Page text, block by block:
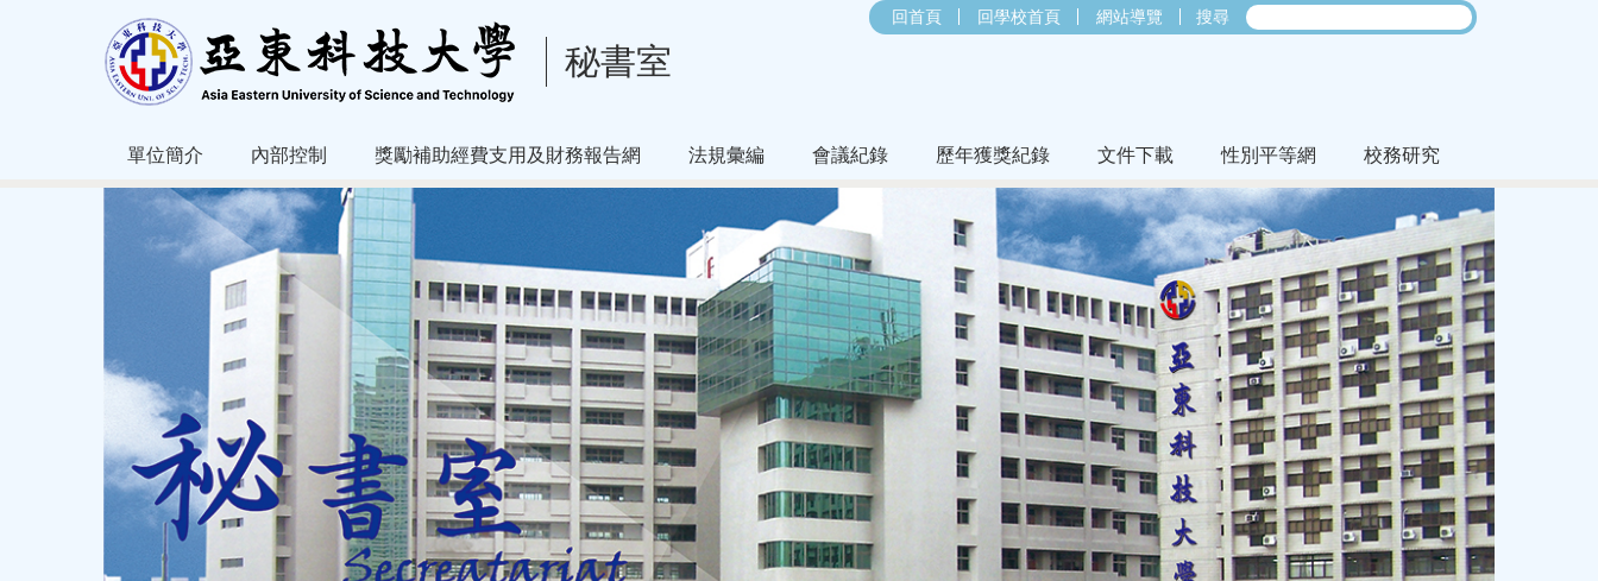
秘書室
回首頁 回學校首頁 網站導覽 搜尋
單位簡介 內部控制 獎勵補助經費支用及財務報告網 法規彙編 會議紀錄 歷年獲獎紀錄 文件下載 性別平等網 校務研究